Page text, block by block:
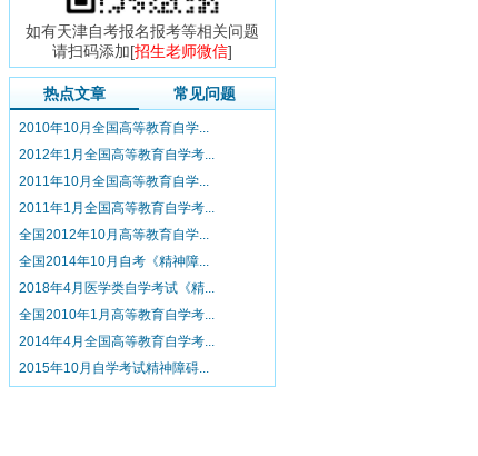
如有天津自考报名报考等相关问题
请扫码添加[招生老师微信]
热点文章 常见问题
2010年10月全国高等教育自学...
2012年1月全国高等教育自学考...
2011年10月全国高等教育自学...
2011年1月全国高等教育自学考...
全国2012年10月高等教育自学...
全国2014年10月自考《精神障...
2018年4月医学类自学考试《精...
全国2010年1月高等教育自学考...
2014年4月全国高等教育自学考...
2015年10月自学考试精神障碍...